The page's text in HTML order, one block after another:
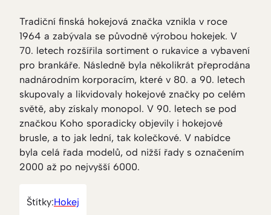
Tradiční finská hokejová značka vznikla v roce
1964 a zabývala se původně výrobou hokejek. V
70. letech rozšířila sortiment o rukavice a vybavení
pro brankáře. Následně byla několikrát přeprodána
nadnárodním korporacím, které v 80. a 90. letech
skupovaly a likvidovaly hokejové značky po celém
světě, aby získaly monopol. V 90. letech se pod
značkou Koho sporadicky objevily i hokejové
brusle, a to jak lední, tak kolečkové. V nabídce
byla celá řada modelů, od nižší řady s označením
2000 až po nejvyšší 6000.
Štítky:Hokej